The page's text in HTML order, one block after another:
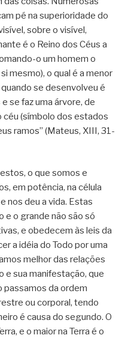
pé na superioridade do
sobre o visível,
é o Reino dos Céus a
o um homem o
mesmo), o qual é a menor
se desenvolveu é
se faz uma árvore, de
céu (símbolo dos estados
ramos” (Mateus, XIII, 31-
o que somos e
em potência, na célula
nos deu a vida. Estas
e o grande não são só
e obedecem às leis da
a idéia do Todo por uma
melhor das relações
e sua manifestação, que
passamos da ordem
ou corporal, tendo
é causa do segundo. O
e o maior na Terra é o